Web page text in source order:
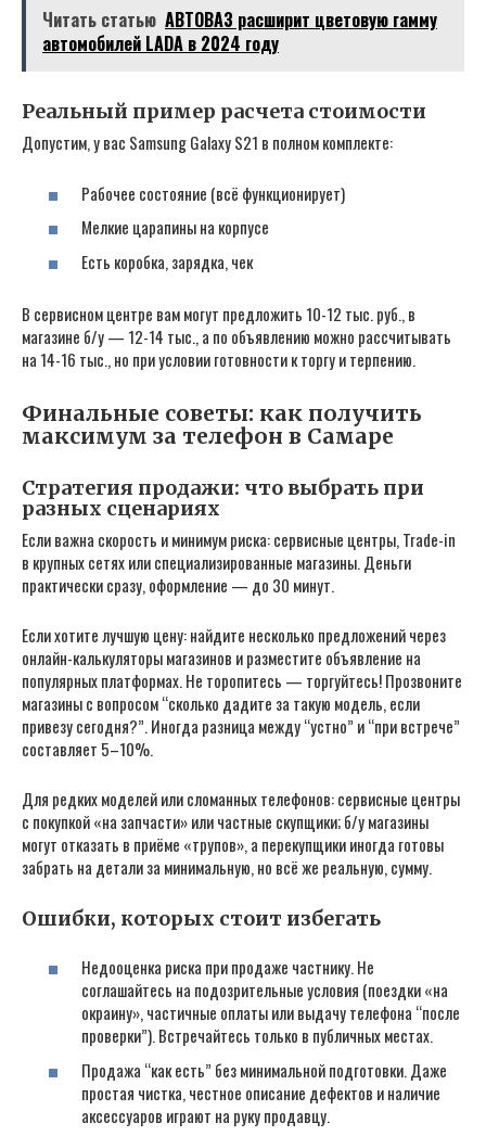
Читать статью АВТОВАЗ расширит цветовую гамму
автомобилей LADA в 2024 году
Реальный пример расчета стоимости
Допустим, у вас Samsung Galaxy S21 в полном комплекте:
Рабочее состояние (всё функционирует)
Мелкие царапины на корпусе
Есть коробка, зарядка, чек
В сервисном центре вам могут предложить 10-12 тыс. руб., в
магазине б/у — 12-14 тыс., а по объявлению можно рассчитывать
на 14-16 тыс., но при условии готовности к торгу и терпению.
Финальные советы: как получить
максимум за телефон в Самаре
Стратегия продажи: что выбрать при
разных сценариях
Если важна скорость и минимум риска: сервисные центры, Trade-in
в крупных сетях или специализированные магазины. Деньги
практически сразу, оформление — до 30 минут.
Если хотите лучшую цену: найдите несколько предложений через
онлайн-калькуляторы магазинов и разместите объявление на
популярных платформах. Не торопитесь — торгуйтесь! Прозвоните
магазины с вопросом “сколько дадите за такую модель, если
привезу сегодня?”. Иногда разница между “устно” и “при встрече”
составляет 5–10%.
Для редких моделей или сломанных телефонов: сервисные центры
с покупкой «на запчасти» или частные скупщики; б/у магазины
могут отказать в приёме «трупов», а перекупщики иногда готовы
забрать на детали за минимальную, но всё же реальную, сумму.
Ошибки, которых стоит избегать
Недооценка риска при продаже частнику. Не
соглашайтесь на подозрительные условия (поездки «на
окраину», частичные оплаты или выдачу телефона “после
проверки”). Встречайтесь только в публичных местах.
Продажа “как есть” без минимальной подготовки. Даже
простая чистка, честное описание дефектов и наличие
аксессуаров играют на руку продавцу.